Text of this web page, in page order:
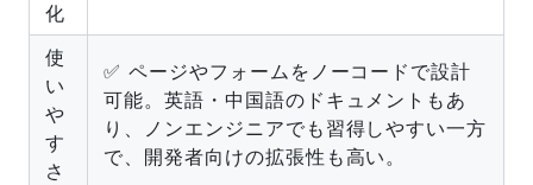
化
使
い
や
す
さ
✅ ページやフォームをノーコードで設計
可能。英語・中国語のドキュメントもあ
り、ノンエンジニアでも習得しやすい一方
で、開発者向けの拡張性も高い。